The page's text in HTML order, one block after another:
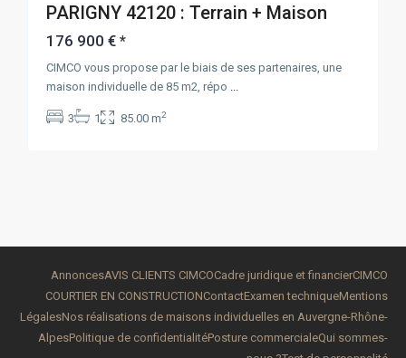
PARIGNY 42120 : Terrain + Maison
176 900 €*
CIMCO vous propose par le biais de ses partenaires, une
maison individuelle de 85 m2, répo
3 1 85.00 m2
AnnoncesAVIS CLIENTS CIMCOCadre juridique et financierCIMCO
COURTIER EN CONSTRUCTIONContactExamen techniqueMentions
LégalesNos réalisations de maisons individuelles en Auvergne-Rhône-
AlpesPolitique de confidentialitéPosture commercialeQui sommes-